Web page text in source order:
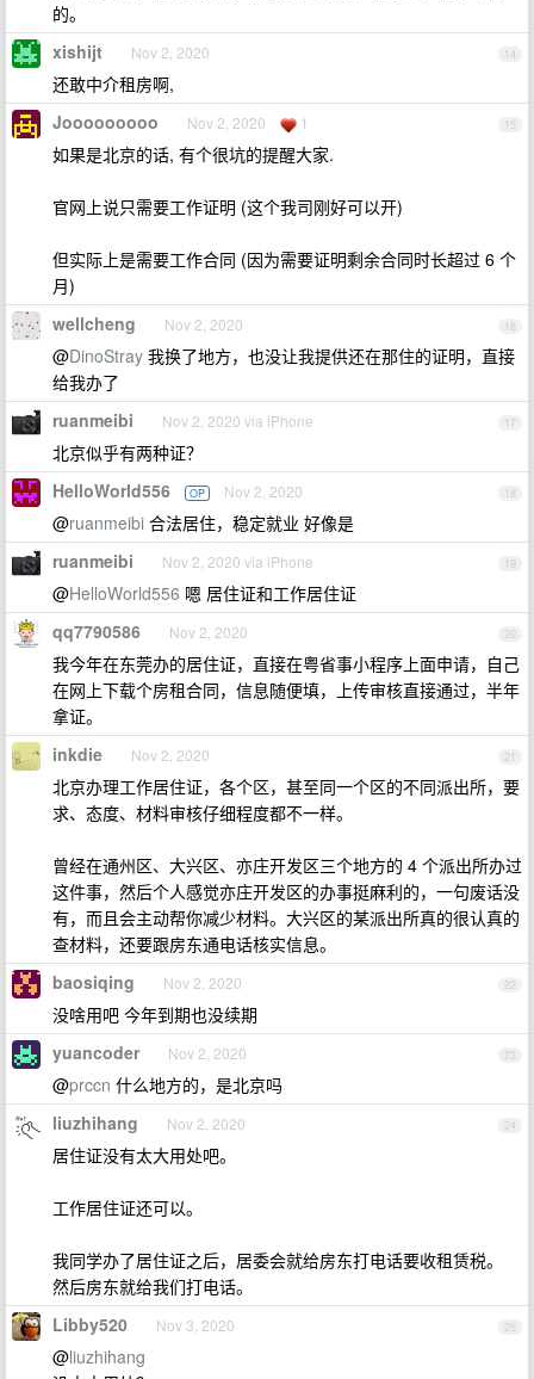
的。
14
xishijt Nov 2, 2020
还敢中介租房啊,
15
Jooooooooo Nov 2, 2020 1
如果是北京的话, 有个很坑的提醒大家.
官网上说只需要工作证明 (这个我司刚好可以开)
但实际上是需要工作合同 (因为需要证明剩余合同时长超过 6 个
月)
16
wellcheng Nov 2, 2020
@DinoStray 我换了地方，也没让我提供还在那住的证明，直接
给我办了
17
ruanmeibi Nov 2, 2020 via iPhone
北京似乎有两种证？
18
HelloWorld556 OP Nov 2, 2020
@ruanmeibi 合法居住，稳定就业 好像是
19
ruanmeibi Nov 2, 2020 via iPhone
@HelloWorld556 嗯 居住证和工作居住证
20
qq7790586 Nov 2, 2020
我今年在东莞办的居住证，直接在粤省事小程序上面申请，自己
在网上下载个房租合同，信息随便填，上传审核直接通过，半年
拿证。
21
inkdie Nov 2, 2020
北京办理工作居住证，各个区，甚至同一个区的不同派出所，要
求、态度、材料审核仔细程度都不一样。
曾经在通州区、大兴区、亦庄开发区三个地方的 4 个派出所办过
这件事，然后个人感觉亦庄开发区的办事挺麻利的，一句废话没
有，而且会主动帮你减少材料。大兴区的某派出所真的很认真的
查材料，还要跟房东通电话核实信息。
22
baosiqing Nov 2, 2020
没啥用吧 今年到期也没续期
23
yuancoder Nov 2, 2020
@prccn 什么地方的，是北京吗
24
liuzhihang Nov 2, 2020
居住证没有太大用处吧。
工作居住证还可以。
我同学办了居住证之后，居委会就给房东打电话要收租赁税。
然后房东就给我们打电话。
25
Libby520 Nov 3, 2020
@liuzhihang